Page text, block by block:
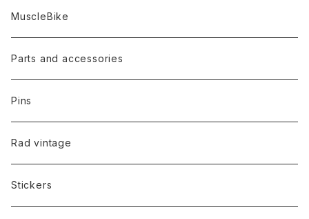
MuscleBike
Parts and accessories
Pins
Rad vintage
Stickers